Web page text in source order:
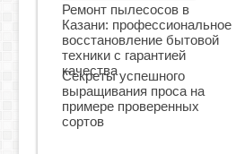
Ремонт пылесосов в
Казани: профессиональное
восстановление бытовой
техники с гарантией
качества
Секреты успешного
выращивания проса на
примере проверенных
сортов